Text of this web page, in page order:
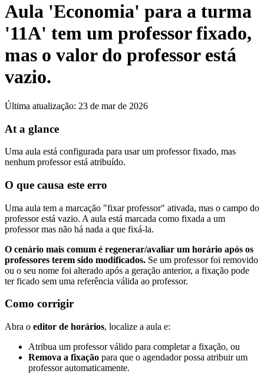
Aula 'Economia' para a turma
'11A' tem um professor fixado,
mas o valor do professor está
vazio.
Última atualização: 23 de mar de 2026
At a glance
Uma aula está configurada para usar um professor fixado, mas
nenhum professor está atribuído.
O que causa este erro
Uma aula tem a marcação "fixar professor" ativada, mas o campo do
professor está vazio. A aula está marcada como fixada a um
professor mas não há nada a que fixá-la.
O cenário mais comum é regenerar/avaliar um horário após os
professores terem sido modificados. Se um professor foi removido
ou o seu nome foi alterado após a geração anterior, a fixação pode
ter ficado sem uma referência válida ao professor.
Como corrigir
Abra o editor de horários, localize a aula e:
Atribua um professor válido para completar a fixação, ou
Remova a fixação para que o agendador possa atribuir um
professor automaticamente.